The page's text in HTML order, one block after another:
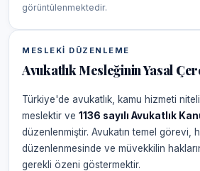
görüntülenmektedir.
MESLEKI DÜZENLEME
Avukatlık Mesleğinin Yasal
Türkiye'de avukatlık, kamu hizmeti
meslektir ve 1136 sayılı Avukatlık
düzenlenmiştir. Avukatın temel görevi,
düzenlenmesinde ve müvekkilin
gerekli özeni göstermektir.